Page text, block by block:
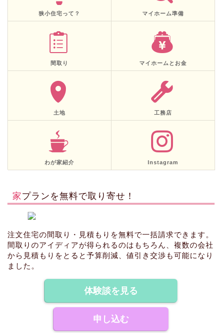
狭小住宅って？ マイホーム準備
間取り マイホームとお金
土地 工務店
わが家紹介 Instagram
家プランを無料で取り寄せ！
注文住宅の間取り・見積もりを無料で一括請求できます。
間取りのアイディアが得られるのはもちろん、複数の会社
から見積もりをとると予算削減、値引き交渉も可能になり
ました。
体験談を見る
申し込む